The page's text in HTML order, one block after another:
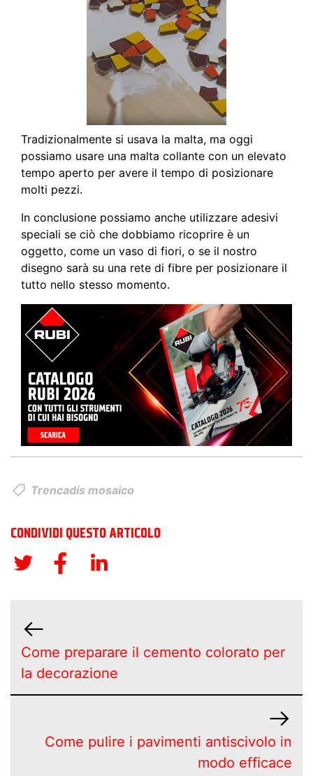
Tradizionalmente si usava la malta, ma oggi
possiamo usare una malta collante con un elevato
tempo aperto per avere il tempo di posizionare
molti pezzi.
In conclusione possiamo anche utilizzare adesivi
speciali se ciò che dobbiamo ricoprire è un
oggetto, come un vaso di fiori, o se il nostro
disegno sarà su una rete di fibre per posizionare il
tutto nello stesso momento.
Trencadís mosaico
CONDIVIDI QUESTO ARTICOLO
Come preparare il cemento colorato per
la decorazione
Come pulire i pavimenti antiscivolo in
modo efficace